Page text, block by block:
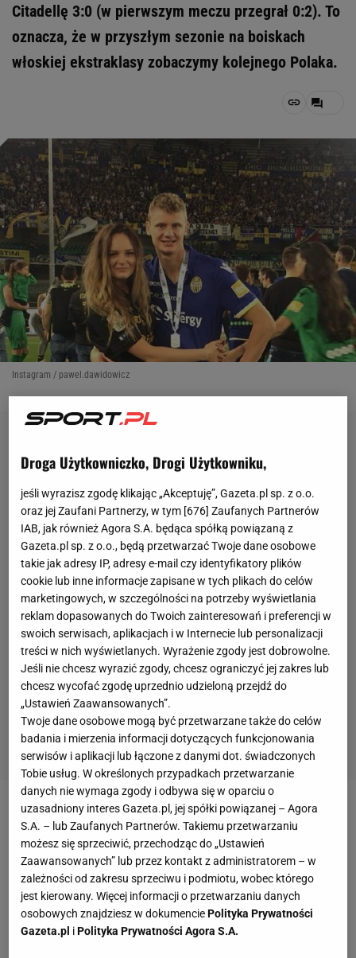
Citadellę 3:0 (w pierwszym meczu przegrał 0:2). To
oznacza, że w przyszłym sezonie na boiskach
włoskiej ekstraklasy zobaczymy kolejnego Polaka.
Instagram / pawel.dawidowicz
W 27., 69. i 83. minuciepiłkarzeHellas Verona
strzelali gole w niedzielnymmeczuz Citadellą.
Najpierw na listę strzelców wpisał się Mattia
Zaccagni, a następnie po bramce zdobyli Samuel Di
Carmine i Karim Laribi. Ich trafienia sprawiły, że
drużyna prowadzona przez Alfredo Agliettiego
Droga Użytkowniczko, Drogi Użytkowniku,
jeśli wyrazisz zgodę klikając „Akceptuję”, Gazeta.pl sp. z o.o.
oraz jej Zaufani Partnerzy, w tym [676] Zaufanych Partnerów
IAB, jak również Agora S.A. będąca spółką powiązaną z
Gazeta.pl sp. z o.o., będą przetwarzać Twoje dane osobowe
takie jak adresy IP, adresy e-mail czy identyfikatory plików
cookie lub inne informacje zapisane w tych plikach do celów
marketingowych, w szczególności na potrzeby wyświetlania
reklam dopasowanych do Twoich zainteresowań i preferencji w
swoich serwisach, aplikacjach i w Internecie lub personalizacji
treści w nich wyświetlanych. Wyrażenie zgody jest dobrowolne.
Jeśli nie chcesz wyrazić zgody, chcesz ograniczyć jej zakres lub
chcesz wycofać zgodę uprzednio udzieloną przejdź do
„Ustawień Zaawansowanych”.
Twoje dane osobowe mogą być przetwarzane także do celów
badania i mierzenia informacji dotyczących funkcjonowania
serwisów i aplikacji lub łączone z danymi dot. świadczonych
Tobie usług. W określonych przypadkach przetwarzanie
danych nie wymaga zgody i odbywa się w oparciu o
uzasadniony interes Gazeta.pl, jej spółki powiązanej – Agora
S.A. – lub Zaufanych Partnerów. Takiemu przetwarzaniu
możesz się sprzeciwić, przechodząc do „Ustawień
Zaawansowanych” lub przez kontakt z administratorem – w
zależności od zakresu sprzeciwu i podmiotu, wobec którego
jest kierowany. Więcej informacji o przetwarzaniu danych
osobowych znajdziesz w dokumenciePolityka Prywatności
Gazeta.pl iPolityka Prywatności Agora S.A.